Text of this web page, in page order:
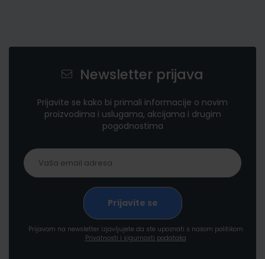
Newsletter prijava
Prijavite se kako bi primali informacije o novim
proizvodima i uslugama, akcijama i drugim
pogodnostima
Prijavom na newsletter izjavljujete da ste upoznati s našom politikom
Privatnosti i sigurnosti podataka